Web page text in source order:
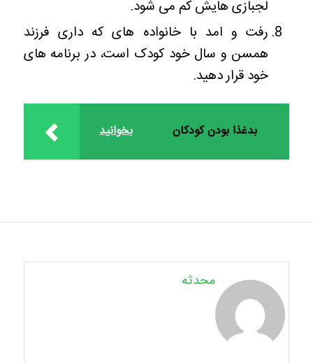
لجبازی هایش کم می شود.
رفت و امد با خانواده های که داری فرزند
همسن و سال خود کودک است، در برنامه های
خود قرار دهید.
بخوانید بدغذا بودن کودکان
محدثه